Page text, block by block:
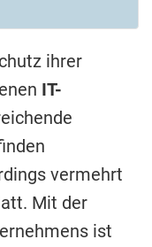
ihrer
IT-
vermehrt
Mit der
ist